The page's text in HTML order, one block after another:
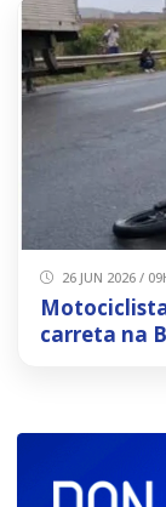
26 JUN 2026 /
carreta na